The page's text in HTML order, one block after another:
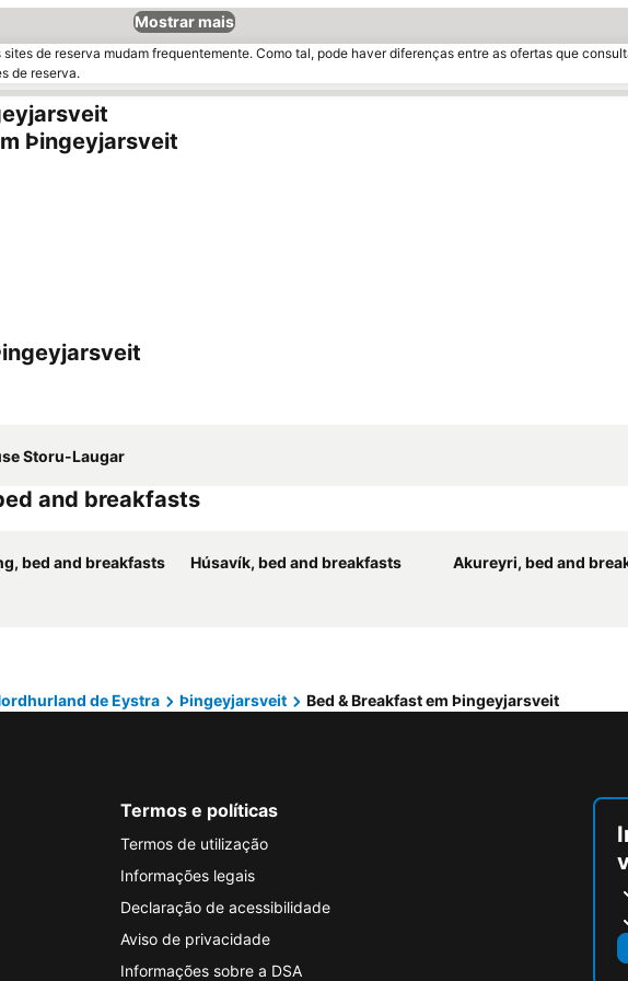
Mostrar mais
de reserva mudam frequentemente. Como tal, pode haver diferenças entre as ofertas que
de reserva.
Þingeyjarsveit
Storu-Laugar
and breakfasts
bed and breakfasts Húsavík, bed and breakfasts
Akureyri, bed and
de Eystra Þingeyjarsveit Bed & Breakfast em Þingeyjarsveit
Termos e políticas
Termos de utilização
Informações legais
Declaração de acessibilidade
Aviso de privacidade
Informações sobre a DSA